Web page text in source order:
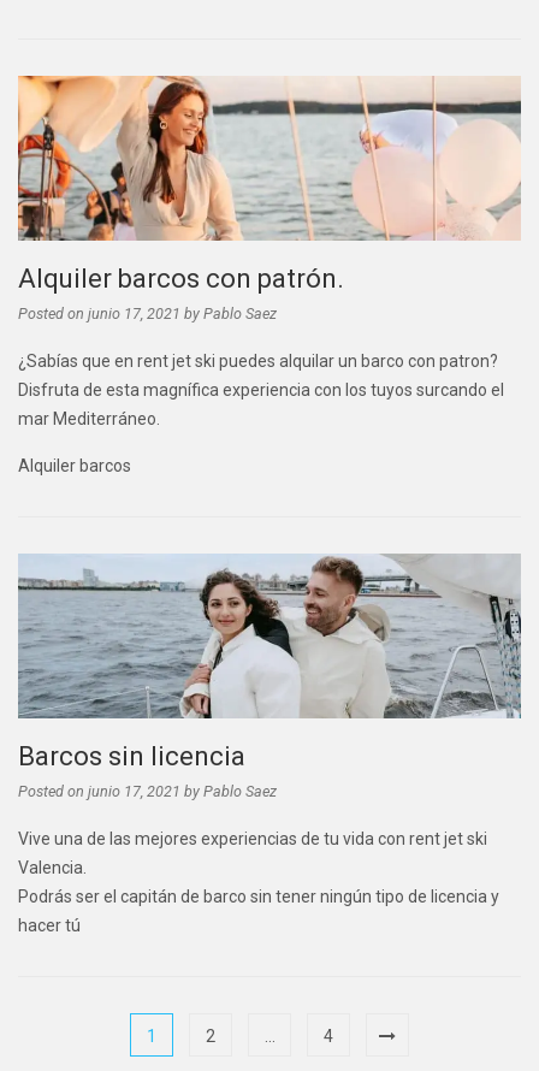
Alquiler barcos con patrón.
Posted on junio 17, 2021 by Pablo Saez
¿Sabías que en rent jet ski puedes alquilar un barco con patron?
Disfruta de esta magnífica experiencia con los tuyos surcando el
mar Mediterráneo.
Alquiler barcos
Barcos sin licencia
Posted on junio 17, 2021 by Pablo Saez
Vive una de las mejores experiencias de tu vida con rent jet ski
Valencia.
Podrás ser el capitán de barco sin tener ningún tipo de licencia y
hacer tú
1 2 4